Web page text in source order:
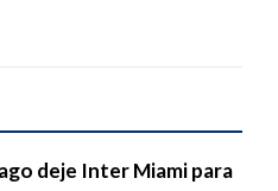
deje Inter Miami para